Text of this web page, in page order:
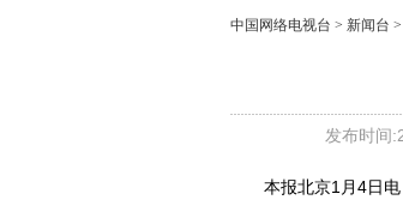
中国网络电视台 > 新闻台 >
发布时间
本报北京1月4日电